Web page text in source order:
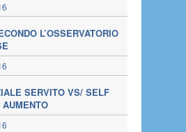
L’OSSERVATORIO
SERVITO VS/ SELF